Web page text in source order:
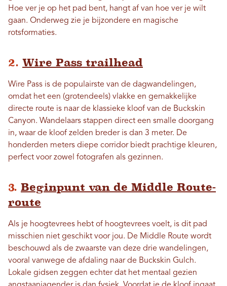
Hoe ver je op het pad bent, hangt af van hoe ver je wilt
gaan. Onderweg zie je bijzondere en magische
rotsformaties.
2. Wire Pass trailhead
Wire Pass is de populairste van de dagwandelingen,
omdat het een (grotendeels) vlakke en gemakkelijke
directe route is naar de klassieke kloof van de Buckskin
Canyon. Wandelaars stappen direct een smalle doorgang
in, waar de kloof zelden breder is dan 3 meter. De
honderden meters diepe corridor biedt prachtige kleuren,
perfect voor zowel fotografen als gezinnen.
3. Beginpunt van de Middle Route-
route
Als je hoogtevrees hebt of hoogtevrees voelt, is dit pad
misschien niet geschikt voor jou. De Middle Route wordt
beschouwd als de zwaarste van deze drie wandelingen,
vooral vanwege de afdaling naar de Buckskin Gulch.
Lokale gidsen zeggen echter dat het mentaal gezien